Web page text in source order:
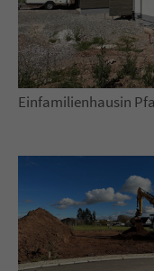
24h/ 365days
Mon - Fri 8:00am -
Get in
Cybersteel Inc.
376-293 City Road,
Einfamilienhausin